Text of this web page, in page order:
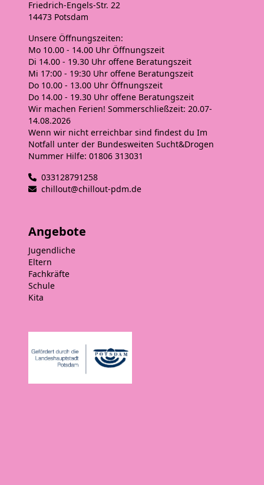
Friedrich-Engels-Str. 22
14473 Potsdam
Unsere Öffnungszeiten:
Mo 10.00 - 14.00 Uhr Öffnungszeit
Di 14.00 - 19.30 Uhr offene Beratungszeit
Mi 17:00 - 19:30 Uhr offene Beratungszeit
Do 10.00 - 13.00 Uhr Öffnungszeit
Do 14.00 - 19.30 Uhr offene Beratungszeit
Wir machen Ferien! Sommerschließzeit: 20.07-
14.08.2026
Wenn wir nicht erreichbar sind findest du Im
Notfall unter der Bundesweiten Sucht&Drogen
Nummer Hilfe: 01806 313031
033128791258
chillout@chillout-pdm.de
Angebote
Jugendliche
Eltern
Fachkräfte
Schule
Kita